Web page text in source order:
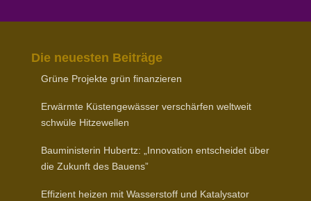
Die neuesten Beiträge
Grüne Projekte grün finanzieren
Erwärmte Küsten­ge­wässer verschärfen weltweit
schwüle Hitzewellen
Baumi­nis­terin Hubertz: „Inno­vation entscheidet über
die Zukunft des Bauens”
Effizient heizen mit Wasser­stoff und Katalysator